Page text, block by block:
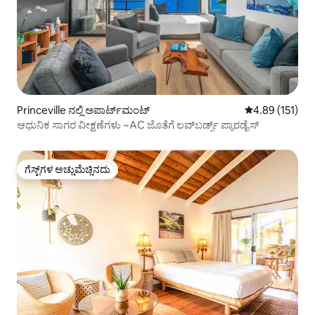
Princeville ನಲ್ಲಿ ಅಪಾರ್ಟ್‌ಮಂಟ್ 5 ರಲ್ಲಿ 4.89
4.89 (151)
ಆಧುನಿಕ ಸಾಗರ ವೀಕ್ಷಣೆಗಳು ~AC ಜೊತೆಗೆ ಲವ್‌ಬರ್ಡ್ಸ್ ಪ್ಯಾರಡೈಸ್
ಗೆಸ್ಟ್‌ಗಳ ಅಚ್ಚುಮೆಚ್ಚಿನದು
ಗೆಸ್ಟ್‌ಗಳ ಅಚ್ಚುಮೆಚ್ಚಿನದು